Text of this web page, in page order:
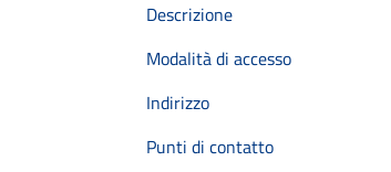
Descrizione
Modalità di accesso
Indirizzo
Punti di contatto